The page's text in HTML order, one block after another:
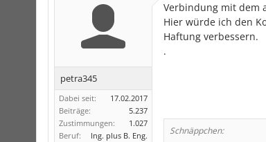
petra345
Dabei seit:
17.02.2017
Beiträge:
5.237
Zustimmungen:
1.027
Beruf:
Ing. plus B. Eng.
Verbindung mit dem
Hier würde ich den
Haftung verbessern.
.
Schnäppchen: